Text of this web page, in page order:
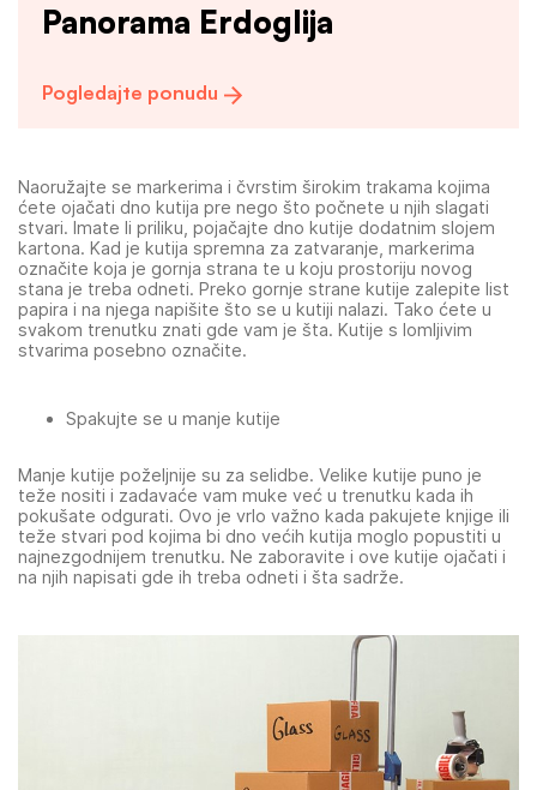
Panorama Erdoglija
Pogledajte ponudu
Naoružajte se markerima i čvrstim širokim trakama kojima
ćete ojačati dno kutija pre nego što počnete u njih slagati
stvari. Imate li priliku, pojačajte dno kutije dodatnim slojem
kartona. Kad je kutija spremna za zatvaranje, markerima
označite koja je gornja strana te u koju prostoriju novog
stana je treba odneti. Preko gornje strane kutije zalepite list
papira i na njega napišite što se u kutiji nalazi. Tako ćete u
svakom trenutku znati gde vam je šta. Kutije s lomljivim
stvarima posebno označite.
Spakujte se u manje kutije
Manje kutije poželjnije su za selidbe. Velike kutije puno je
teže nositi i zadavaće vam muke već u trenutku kada ih
pokušate odgurati. Ovo je vrlo važno kada pakujete knjige ili
teže stvari pod kojima bi dno većih kutija moglo popustiti u
najnezgodnijem trenutku. Ne zaboravite i ove kutije ojačati i
na njih napisati gde ih treba odneti i šta sadrže.